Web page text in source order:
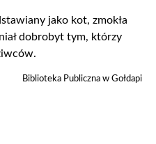
jako kot, zmokła
dobrobyt tym, którzy
Biblioteka Publiczna w Gołdapi